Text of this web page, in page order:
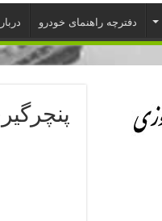
دفترچه راهنمای خودرو